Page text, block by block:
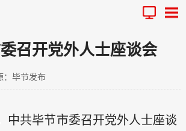
召开党外人士座谈会
：毕节发布
中共毕节市委召开党外人士座谈